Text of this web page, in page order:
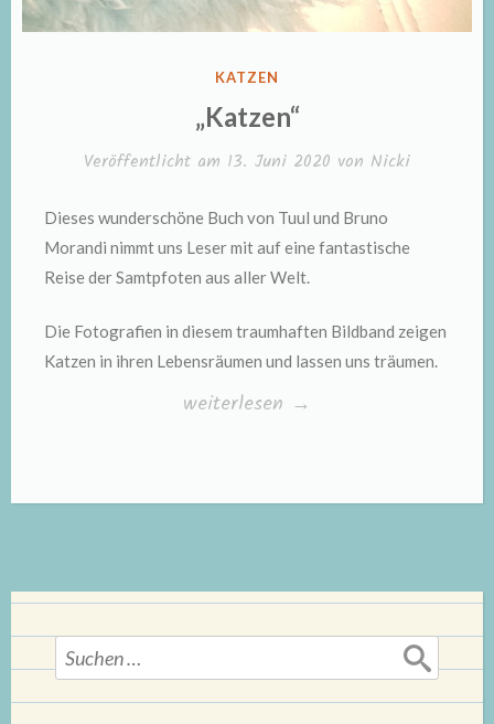
VERÖFFENTLICHT
KATZEN
„Katzen“
Veröffentlicht am 13. Juni 2020 von Nicki
Dieses wunderschöne Buch von Tuul und Bruno
Morandi nimmt uns Leser mit auf eine fantastische
Reise der Samtpfoten aus aller Welt.
Die Fotografien in diesem traumhaften Bildband zeigen
Katzen in ihren Lebensräumen und lassen uns träumen.
„„Katzen““
weiterlesen →
Suchen
nach: